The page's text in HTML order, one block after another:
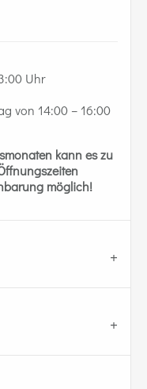
Uhr
von 14:00 – 16:00
kann es zu
möglich!